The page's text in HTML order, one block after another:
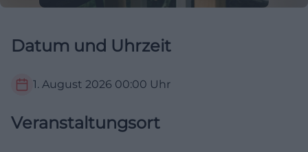
Datum und Uhrzeit
1. August 2026 00:00 Uhr
Veranstaltungsort